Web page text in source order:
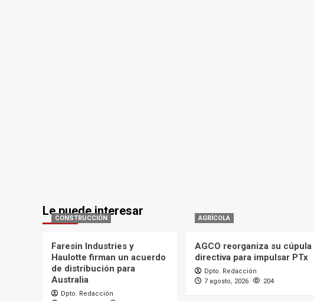
Le puede interesar
CONSTRUCCIÓN
Faresin Industries y
Haulotte firman un acuerdo
de distribución para
Australia
Dpto. Redacción
AGRÍCOLA
AGCO reorganiza su cúpula
directiva para impulsar PTx
Dpto. Redacción
7 agosto, 2026
204